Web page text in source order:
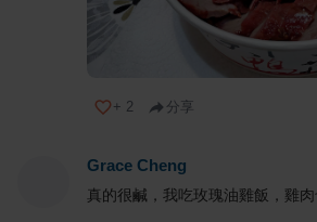
+ 2 分享
Grace Cheng
真的很鹹，我吃玫瑰油雞飯，雞